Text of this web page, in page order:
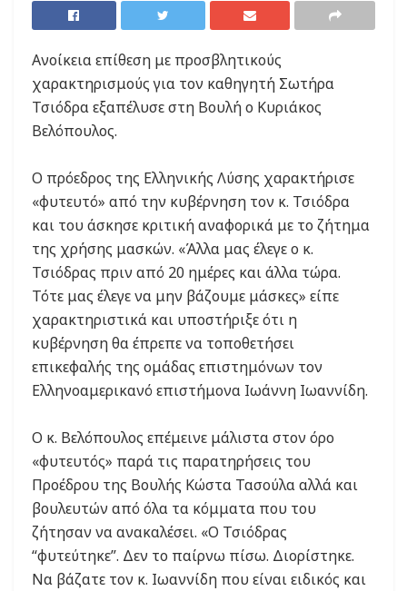
Ανοίκεια επίθεση με προσβλητικούς
χαρακτηρισμούς για τον καθηγητή Σωτήρα
Τσιόδρα εξαπέλυσε στη Βουλή ο Κυριάκος
Βελόπουλος.
Ο πρόεδρος της Ελληνικής Λύσης χαρακτήρισε
«φυτευτό» από την κυβέρνηση τον κ. Τσιόδρα
και του άσκησε κριτική αναφορικά με το ζήτημα
της χρήσης μασκών. «Άλλα μας έλεγε ο κ.
Τσιόδρας πριν από 20 ημέρες και άλλα τώρα.
Τότε μας έλεγε να μην βάζουμε μάσκες» είπε
χαρακτηριστικά και υποστήριξε ότι η
κυβέρνηση θα έπρεπε να τοποθετήσει
επικεφαλής της ομάδας επιστημόνων τον
Ελληνοαμερικανό επιστήμονα Ιωάννη Ιωαννίδη.
Ο κ. Βελόπουλος επέμεινε μάλιστα στον όρο
«φυτευτός» παρά τις παρατηρήσεις του
Προέδρου της Βουλής Κώστα Τασούλα αλλά και
βουλευτών από όλα τα κόμματα που του
ζήτησαν να ανακαλέσει. «Ο Τσιόδρας
“φυτεύτηκε”. Δεν το παίρνω πίσω. Διορίστηκε.
Να βάζατε τον κ. Ιωαννίδη που είναι ειδικός και